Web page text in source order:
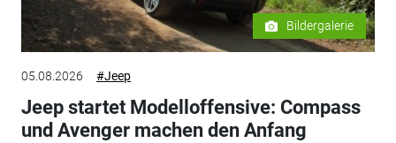
Bildergalerie
05.08.2026 #Jeep
Jeep startet Modelloffensive: Compass
und Avenger machen den Anfang